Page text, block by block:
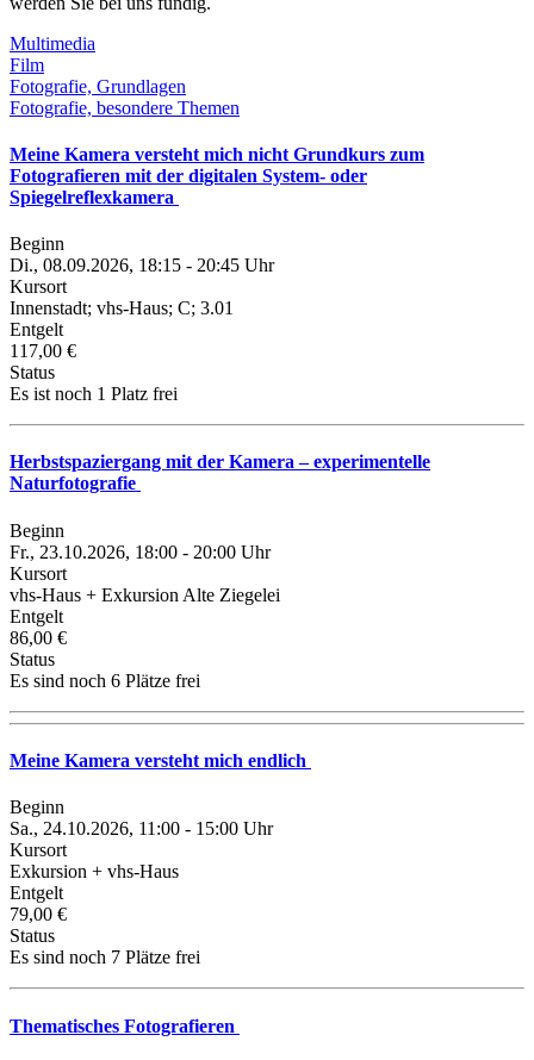
Multimedia
Film
Fotografie, Grundlagen
Fotografie, besondere Themen
Meine Kamera versteht mich nicht Grundkurs zum
Fotografieren mit der digitalen System- oder
Spiegelreflexkamera
Beginn
Di., 08.09.2026, 18:15 - 20:45 Uhr
Kursort
Innenstadt; vhs-Haus; C; 3.01
Entgelt
117,00 €
Status
Es ist noch 1 Platz frei
Herbstspaziergang mit der Kamera – experimentelle
Naturfotografie
Beginn
Fr., 23.10.2026, 18:00 - 20:00 Uhr
Kursort
vhs-Haus + Exkursion Alte Ziegelei
Entgelt
86,00 €
Status
Es sind noch 6 Plätze frei
Meine Kamera versteht mich endlich
Beginn
Sa., 24.10.2026, 11:00 - 15:00 Uhr
Kursort
Exkursion + vhs-Haus
Entgelt
79,00 €
Status
Es sind noch 7 Plätze frei
Thematisches Fotografieren